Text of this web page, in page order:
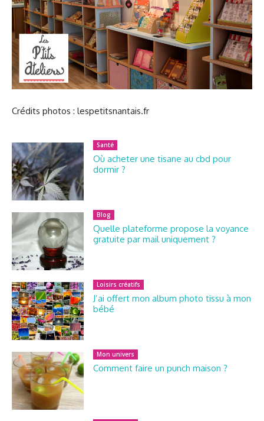
Crédits photos : lespetitsnantais.fr
Santé
Où acheter une tisane au cbd pour
dormir ?
Blog
Quelle plateforme propose la voyance
gratuite par mail uniquement ?
Loisirs créatifs
J’ai offert mon album photo tissu à mon
bébé
Mon univers
Comment faire un punch maison ?